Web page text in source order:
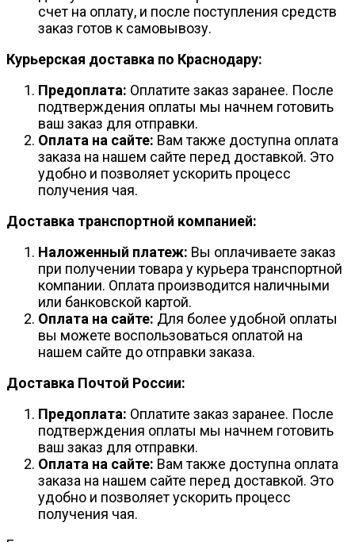
счет на оплату, и после поступления средств
заказ готов к самовывозу.
Курьерская доставка по Краснодару:
Предоплата: Оплатите заказ заранее. После
подтверждения оплаты мы начнем готовить
ваш заказ для отправки.
Оплата на сайте: Вам также доступна оплата
заказа на нашем сайте перед доставкой. Это
удобно и позволяет ускорить процесс
получения чая.
Доставка транспортной компанией:
Наложенный платеж: Вы оплачиваете заказ
при получении товара у курьера транспортной
компании. Оплата производится наличными
или банковской картой.
Оплата на сайте: Для более удобной оплаты
вы можете воспользоваться оплатой на
нашем сайте до отправки заказа.
Доставка Почтой России:
Предоплата: Оплатите заказ заранее. После
подтверждения оплаты мы начнем готовить
ваш заказ для отправки.
Оплата на сайте: Вам также доступна оплата
заказа на нашем сайте перед доставкой. Это
удобно и позволяет ускорить процесс
получения чая.